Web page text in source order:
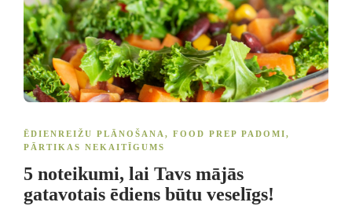
ĒDIENREIŽU PLĀNOŠANA , FOOD PREP PADOMI,
PĀRTIKAS NEKAITĪGUMS
5 noteikumi, lai Tavs mājās
gatavotais ēdiens būtu veselīgs!